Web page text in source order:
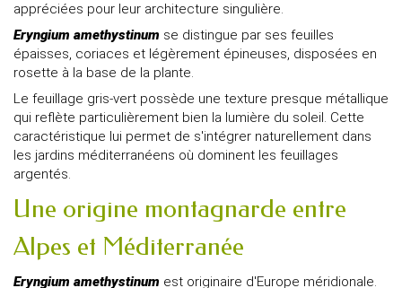
appréciées pour leur architecture singulière.
Eryngium amethystinum se distingue par ses feuilles
épaisses, coriaces et légèrement épineuses, disposées en
rosette à la base de la plante.
Le feuillage gris-vert possède une texture presque métallique
qui reflète particulièrement bien la lumière du soleil. Cette
caractéristique lui permet de s'intégrer naturellement dans
les jardins méditerranéens où dominent les feuillages
argentés.
Une origine montagnarde entre
Alpes et Méditerranée
Eryngium amethystinum est originaire d'Europe méridionale.